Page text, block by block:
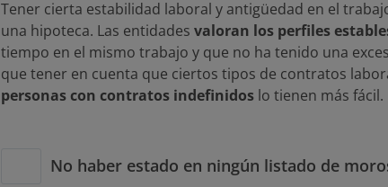
Tener cierta estabilidad laboral y antigüedad en el
una hipoteca. Las entidades valoran los perfiles
tiempo en el mismo trabajo y que no ha tenido una
que tener en cuenta que ciertos tipos de contratos
personas con contratos indefinidos lo tienen más fácil.
No haber estado en ningún listado de